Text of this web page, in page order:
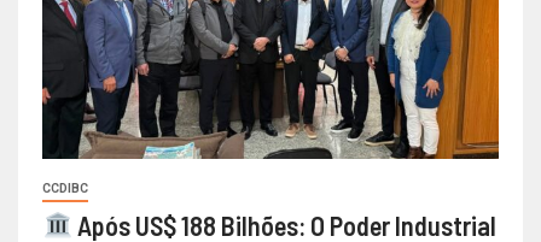
CCDIBC
Após US$ 188 Bilhões: O Poder Industrial